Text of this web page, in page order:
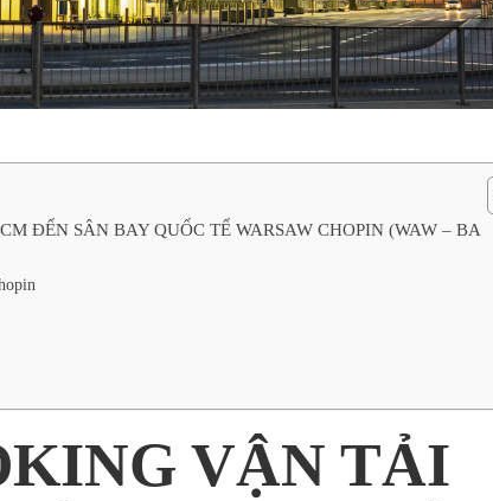
ĐẾN SÂN BAY QUỐC TẾ WARSAW CHOPIN (WAW – BA
VẬN TẢI